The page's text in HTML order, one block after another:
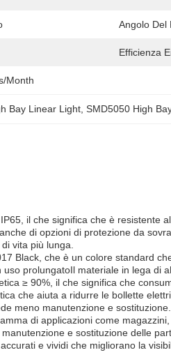
Angolo Del
Efficienza
Month
Bay Linear Light , SMD5050 High
il che significa che è resistente
di opzioni di protezione da
vita più lunga.
Black, che è un colore standard
prolungatoIl materiale in lega di
≥ 90%, il che significa che
che aiuta a ridurre le bollette
meno manutenzione e sostituzione.
di applicazioni come
e sostituzione delle
e vividi che migliorano la